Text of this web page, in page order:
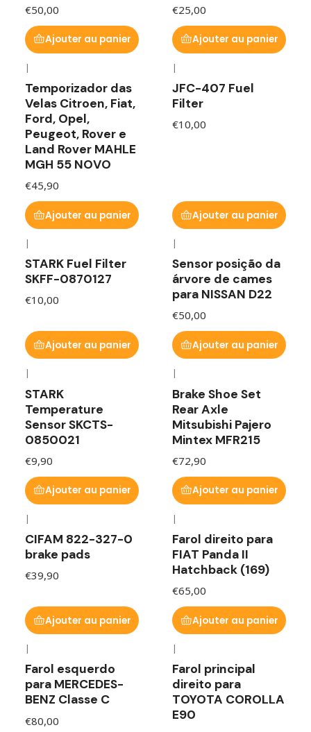
€50,00
Ajouter au panier
€25,00
Ajouter au panier
|
Temporizador das
Velas Citroen, Fiat,
Ford, Opel,
Peugeot, Rover e
Land Rover MAHLE
MGH 55 NOVO
€45,90
Ajouter au panier
|
JFC-407 Fuel
Filter
€10,00
Ajouter au panier
|
STARK Fuel Filter
SKFF-0870127
€10,00
Ajouter au panier
|
Sensor posição da
árvore de cames
para NISSAN D22
€50,00
Ajouter au panier
STARK
Temperature
Sensor SKCTS-
0850021
€9,90
Ajouter au panier
Brake Shoe Set
Rear Axle
Mitsubishi Pajero
Mintex MFR215
€72,90
Ajouter au panier
|
CIFAM 822-327-0
brake pads
€39,90
Ajouter au panier
|
Farol direito para
FIAT Panda II
Hatchback (169)
€65,00
Ajouter au panier
|
Farol esquerdo
para MERCEDES-
BENZ Classe C
€80,00
|
Farol principal
direito para
TOYOTA COROLLA
E90